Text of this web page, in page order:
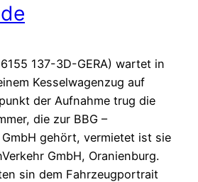
137-3D-GERA) wartet in
Kesselwagenzug auf
der Aufnahme trug die
die zur BBG –
gehört, vermietet ist sie
GmbH, Oranienburg.
sin dem Fahrzeugportrait